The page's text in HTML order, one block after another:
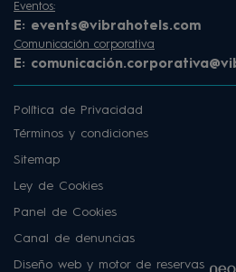
Eventos:
E: events@vibrahotels.com
Comunicación corporativa
E:
Política de Privacidad
Términos y condiciones
Sitemap
Ley de Cookies
Panel de Cookies
Canal de denuncias
Diseño web y motor de reservas